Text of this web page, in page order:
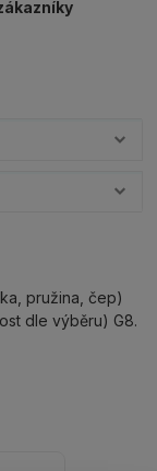
pružina, čep)
dle výběru) G8.